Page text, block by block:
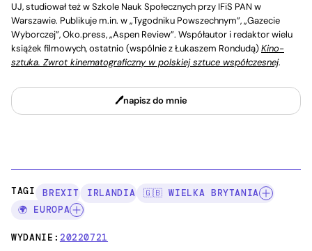
UJ, studiował też w Szkole Nauk Społecznych przy IFiS PAN w
Warszawie. Publikuje m.in. w „Tygodniku Powszechnym”, „Gazecie
Wyborczej”, Oko.press, „Aspen Review”. Współautor i redaktor wielu
książek filmowych, ostatnio (wspólnie z Łukaszem Rondudą)Kino-
sztuka. Zwrot kinematograficzny w polskiej sztuce współczesnej.
napisz do mnie
TAGI: BREXIT IRLANDIA
🇬🇧 WIELKA BRYTANIA
🌍 EUROPA
WYDANIE:20220721